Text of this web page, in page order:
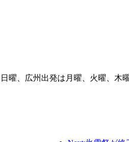
曜、広州出発は月曜、火曜、木